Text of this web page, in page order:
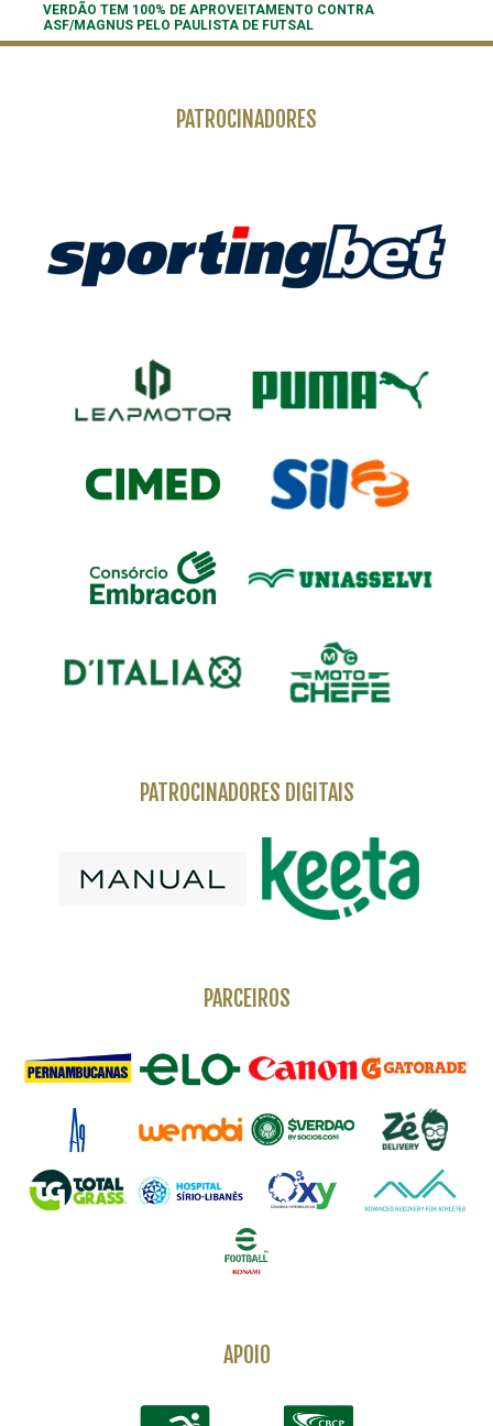
VERDÃO TEM 100% DE APROVEITAMENTO CONTRA
ASF/MAGNUS PELO PAULISTA DE FUTSAL
PATROCINADORES
PATROCINADORES DIGITAIS
PARCEIROS
APOIO